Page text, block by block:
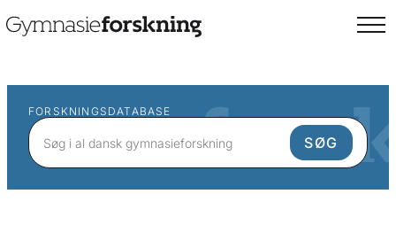
FORSKNINGSDATABASE